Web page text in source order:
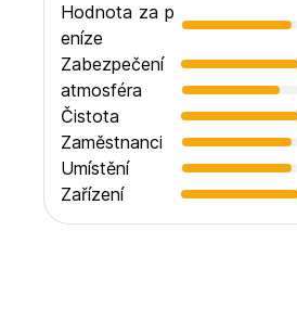
Hodnota za p
eníze
Zabezpečení
atmosféra
Čistota
Zaměstnanci
Umístění
Zařízení